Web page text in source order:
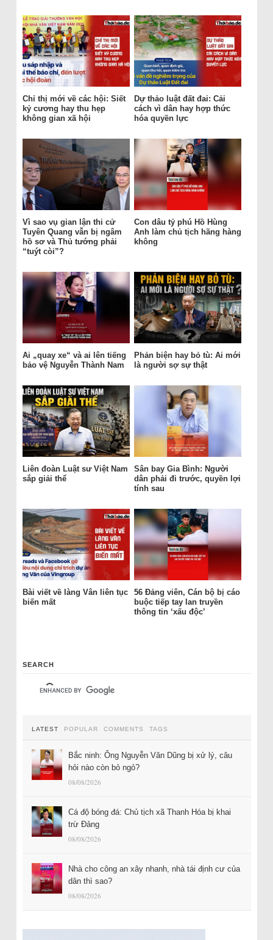
Chỉ thị mới về các hội: Siết
kỷ cương hay thu hẹp
không gian xã hội
Dự thảo luật đất đai: Cải
cách vì dân hay hợp thức
hóa quyền lực
Vì sao vụ gian lận thi cử
Tuyên Quang vẫn bị ngâm
hồ sơ và Thủ tướng phải
“tuýt còi”?
Con dâu tỷ phú Hồ Hùng
Anh làm chủ tịch hãng hàng
không
Ai „quay xe“ và ai lên tiếng
bảo vệ Nguyễn Thành Nam
Phản biện hay bỏ tù: Ai mới
là người sợ sự thật
Liên đoàn Luật sư Việt Nam
sắp giải thể
Sân bay Gia Bình: Người
dân phải đi trước, quyền lợi
tính sau
Bài viết về làng Vân liên tục
biến mất
56 Đảng viên, Cán bộ bị cáo
buộc tiếp tay lan truyền
thông tin ‘xấu độc’
SEARCH
LATEST POPULAR COMMENTS TAGS
Bắc ninh: Ông Nguyễn Văn Dũng bị xử lý, câu
hỏi nào còn bỏ ngỏ?
08/08/2026
Cá độ bóng đá: Chủ tịch xã Thanh Hóa bị khai
trừ Đảng
08/08/2026
Nhà cho công an xây nhanh, nhà tái định cư của
dân thì sao?
08/08/2026